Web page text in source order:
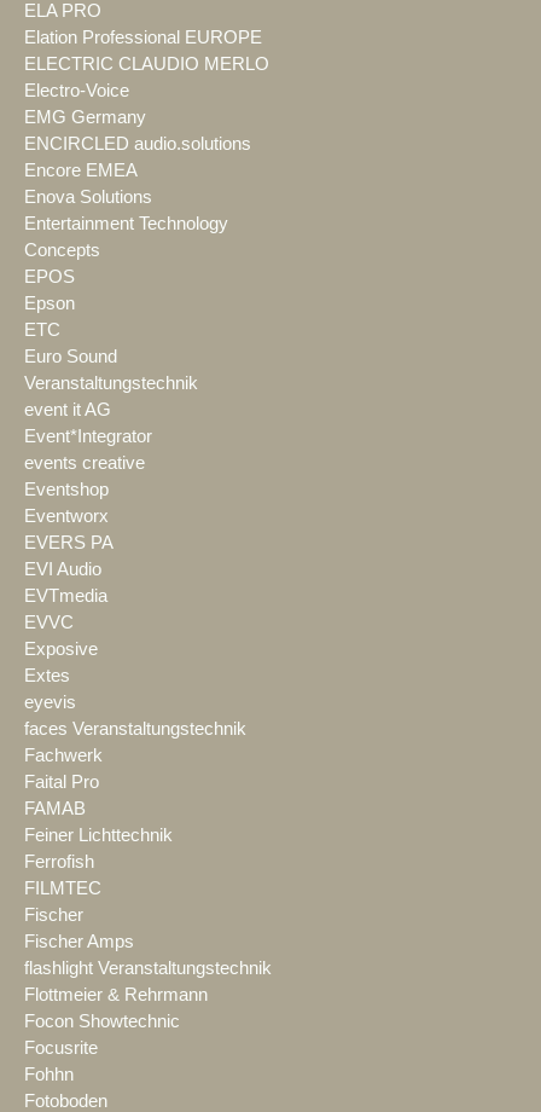
ELA PRO
Elation Professional EUROPE
ELECTRIC CLAUDIO MERLO
Electro-Voice
EMG Germany
ENCIRCLED audio.solutions
Encore EMEA
Enova Solutions
Entertainment Technology
Concepts
EPOS
Epson
ETC
Euro Sound
Veranstaltungstechnik
event it AG
Event*Integrator
events creative
Eventshop
Eventworx
EVERS PA
EVI Audio
EVTmedia
EVVC
Exposive
Extes
eyevis
faces Veranstaltungstechnik
Fachwerk
Faital Pro
FAMAB
Feiner Lichttechnik
Ferrofish
FILMTEC
Fischer
Fischer Amps
flashlight Veranstaltungstechnik
Flottmeier & Rehrmann
Focon Showtechnic
Focusrite
Fohhn
Fotoboden